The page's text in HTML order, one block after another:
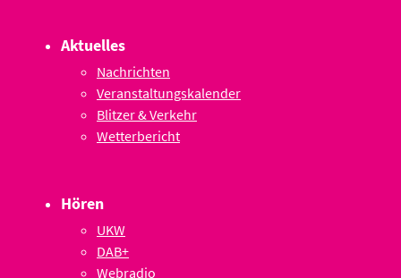
Aktuelles
Nachrichten
Veranstaltungskalender
Blitzer & Verkehr
Wetterbericht
Hören
UKW
DAB+
Webradio